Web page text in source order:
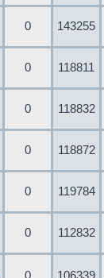
0 143255
0 118811
0 118832
0 118872
0 119784
0 112832